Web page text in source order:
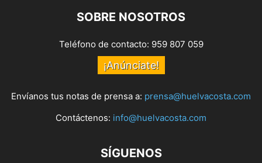
SOBRE NOSOTROS
Teléfono de contacto: 959 807 059
¡Anúnciate!
Envíanos tus notas de prensa a: prensa@huelvacosta.com
Contáctenos: info@huelvacosta.com
SÍGUENOS